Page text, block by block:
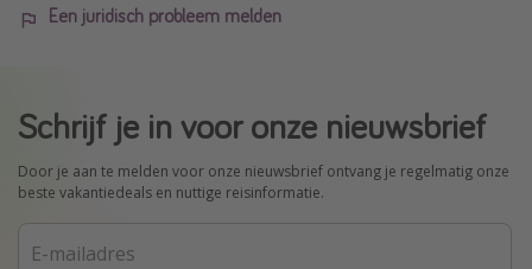
Een juridisch probleem melden
Schrijf je in voor onze nieuwsbrief
Door je aan te melden voor onze nieuwsbrief ontvang je regelmatig onze
beste vakantiedeals en nuttige reisinformatie.